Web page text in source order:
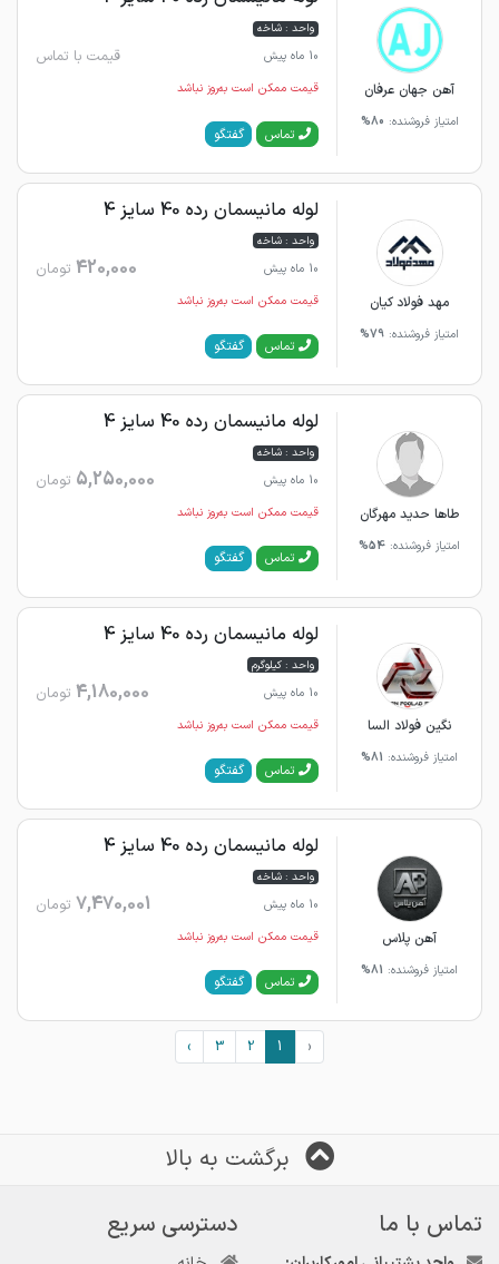
آهن جهان عرفان
امتیاز فروشنده: 80%
واحد : شاخه
10 ماه پیش
قیمت با تماس
قیمت ممکن است به‌روز نباشد
تماس گفتگو
مهد فولاد کیان
امتیاز فروشنده: 79%
لوله مانیسمان رده 40 سایز 4
واحد : شاخه
10 ماه پیش
420,000 تومان
قیمت ممکن است به‌روز نباشد
تماس گفتگو
طاها حدید مهرگان
امتیاز فروشنده: 54%
لوله مانیسمان رده 40 سایز 4
واحد : شاخه
10 ماه پیش
5,250,000 تومان
قیمت ممکن است به‌روز نباشد
تماس گفتگو
نگین فولاد السا
امتیاز فروشنده: 81%
لوله مانیسمان رده 40 سایز 4
واحد : کیلوگرم
10 ماه پیش
4,180,000 تومان
قیمت ممکن است به‌روز نباشد
تماس گفتگو
آهن پلاس
امتیاز فروشنده: 81%
لوله مانیسمان رده 40 سایز 4
واحد : شاخه
10 ماه پیش
7,470,001 تومان
قیمت ممکن است به‌روز نباشد
تماس گفتگو
‹
1
2
3
›
برگشت به بالا
تماس با ما
دسترسی سریع